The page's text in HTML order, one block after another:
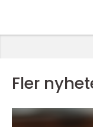
Fler